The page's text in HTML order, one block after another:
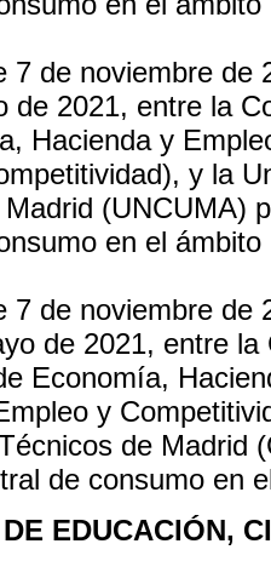
7 de noviembre de
de 2021, entre la
Hacienda y
y la
(UNCUMA)
en el
7 de noviembre de
de 2021, entre
Economía,
y
de Madrid
de consumo en
EDUCACIÓN,